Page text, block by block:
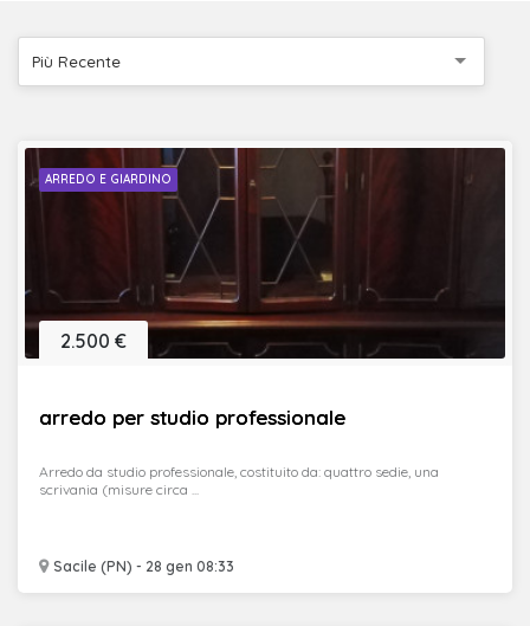
Più Recente
ARREDO E GIARDINO
arredo per studio professionale
Sacile (PN) - 28 gen 08:33
2.500 €
Arredo da studio professionale, costituito da: quattro sedie, una
scrivania (misure circa ...